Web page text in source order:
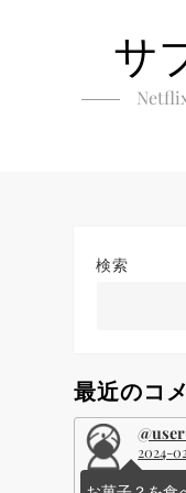
サ
検索
最近のコ
2024-